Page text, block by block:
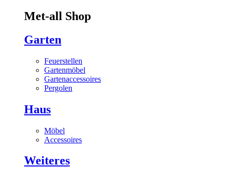
Met-all Shop
Garten
Feuerstellen
Gartenmöbel
Gartenaccessoires
Pergolen
Haus
Möbel
Accessoires
Weiteres